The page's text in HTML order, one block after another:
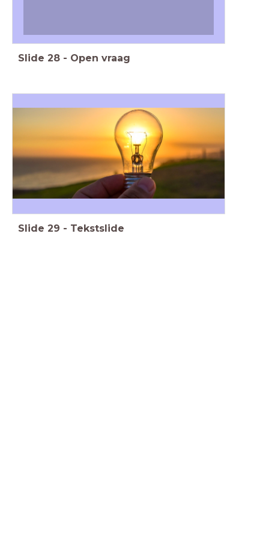
Slide 28 - Open vraag
Slide 29 - Tekstslide